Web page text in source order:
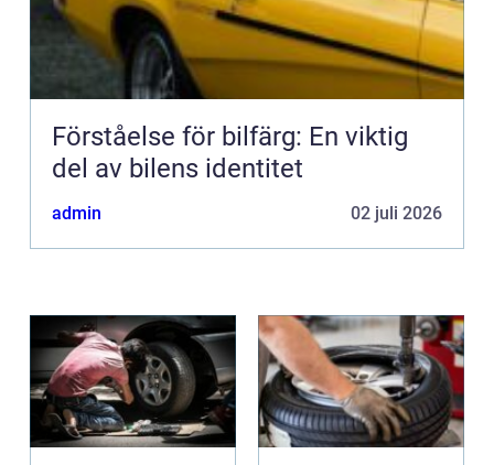
Förståelse för bilfärg: En viktig
del av bilens identitet
admin 02 juli 2026